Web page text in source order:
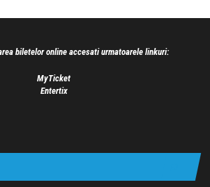
biletelor online accesati urmatoarele linkuri:
MyTicket
Entertix